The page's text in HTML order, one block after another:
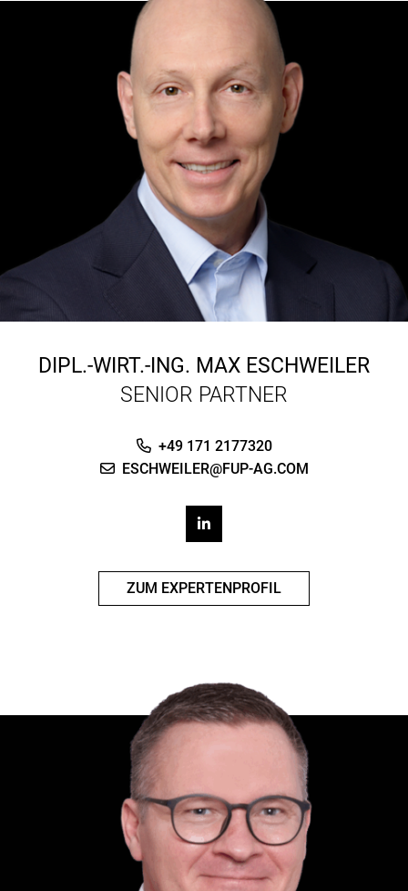
DIPL.-WIRT.-ING. MAX ESCHWEILER
SENIOR PARTNER
+49 171 2177320
ESCHWEILER@FUP-AG.COM
ZUM EXPERTENPROFIL